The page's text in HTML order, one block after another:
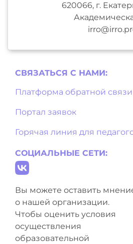
620066, г.
СВЯЗАТЬСЯ С НAМИ:
Платформа обратной связи
Портал заявок
Горячая линия для
СОЦИАЛЬНЫЕ СЕТИ:
Вы можете оставить
о нашей организации.
Чтобы оценить условия
осуществления
образовательной